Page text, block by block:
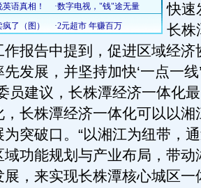
快速
长株
作报告中提到，促进区域经济
发展，并坚持加快‘一点一线
员建议，长株潭经济一体化
，长株潭经济一体化可以以湘
突破口。“以湘江为纽带，
域功能规划与产业布局，带动
展，来实现长株潭核心城区一